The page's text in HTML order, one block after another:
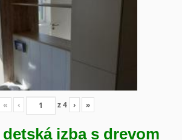
« ‹ z4 › »
izba s drevom